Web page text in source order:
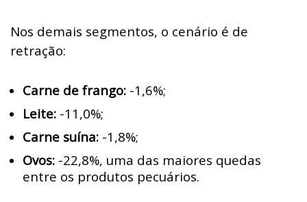
Nos demais segmentos, o cenário é de
retração:
Carne de frango: -1,6%;
Leite: -11,0%;
Carne suína: -1,8%;
Ovos: -22,8%, uma das maiores quedas
entre os produtos pecuários.